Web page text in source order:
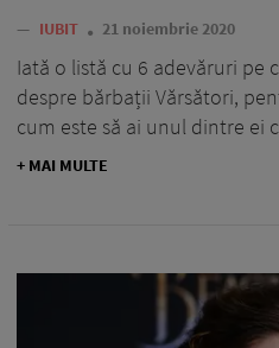
— IUBIT 21 noiembrie 2020
Iată o listă cu 6 adevăruri pe
despre bărbații Vărsători,
cum este să ai unul dintre ei
+ MAI MULTE